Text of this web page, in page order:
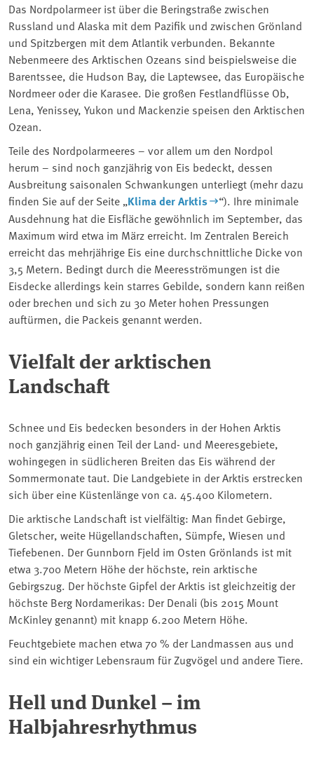
Das Nordpolarmeer ist über die Beringstraße zwischen
Russland und Alaska mit dem Pazifik und zwischen Grönland
und Spitzbergen mit dem Atlantik verbunden. Bekannte
Nebenmeere des Arktischen Ozeans sind beispielsweise die
Barentssee, die Hudson Bay, die Laptewsee, das Europäische
Nordmeer oder die Karasee. Die großen Festlandflüsse Ob,
Lena, Yenissey, Yukon und Mackenzie speisen den Arktischen
Ozean.
Teile des Nordpolarmeeres – vor allem um den Nordpol
herum – sind noch ganzjährig von Eis bedeckt, dessen
Ausbreitung saisonalen Schwankungen unterliegt (mehr dazu
finden Sie auf der Seite „Klima der Arktis
“). Ihre minimale
Ausdehnung hat die Eisfläche gewöhnlich im September, das
Maximum wird etwa im März erreicht. Im Zentralen Bereich
erreicht das mehrjährige Eis eine durchschnittliche Dicke von
3,5 Metern. Bedingt durch die Meeresströmungen ist die
Eisdecke allerdings kein starres Gebilde, sondern kann reißen
oder brechen und sich zu 30 Meter hohen Pressungen
auftürmen, die Packeis genannt werden.
Vielfalt der arktischen
Landschaft
Schnee und Eis bedecken besonders in der Hohen Arktis
noch ganzjährig einen Teil der Land- und Meeresgebiete,
wohingegen in südlicheren Breiten das Eis während der
Sommermonate taut. Die Landgebiete in der Arktis erstrecken
sich über eine Küstenlänge von ca. 45.400 Kilometern.
Die arktische Landschaft ist vielfältig: Man findet Gebirge,
Gletscher, weite Hügellandschaften, Sümpfe, Wiesen und
Tiefebenen. Der Gunnborn Fjeld im Osten Grönlands ist mit
etwa 3.700 Metern Höhe der höchste, rein arktische
Gebirgszug. Der höchste Gipfel der Arktis ist gleichzeitig der
höchste Berg Nordamerikas: Der Denali (bis 2015 Mount
McKinley genannt) mit knapp 6.200 Metern Höhe.
Feuchtgebiete machen etwa 70 % der Landmassen aus und
sind ein wichtiger Lebensraum für Zugvögel und andere Tiere.
Hell und Dunkel – im
Halbjahresrhythmus